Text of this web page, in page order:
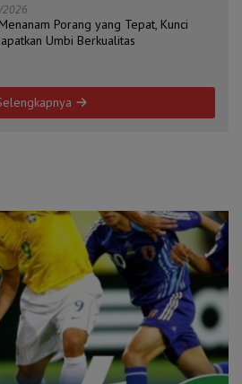
Porang yang Tepat, Kunci
Umbi Berkualitas